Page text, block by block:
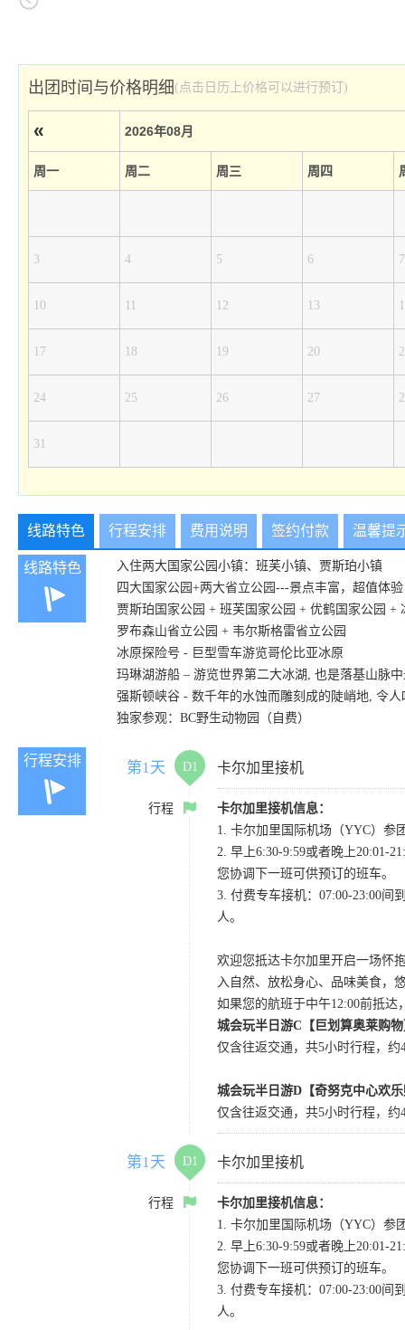
出团时间与价格明细(点击日历上价格可以进行预订)
« 2026年08月
周一 周二 周三 周四
3 4 5 6 7
10 11 12 13
17 18 19 20
24 25 26 27
31
线路特色 行程安排 费用说明 签约付款 温馨提
线路特色
入住两大国家公园小镇：班芙小镇、贾斯珀小镇
四大国家公园+两大省立公园---景点丰富，超值体验
贾斯珀国家公园 + 班芙国家公园 + 优鹤国家公园 +
罗布森山省立公园 + 韦尔斯格雷省立公园
冰原探险号 - 巨型雪车游览哥伦比亚冰原
玛琳湖游船 – 游览世界第二大冰湖, 也是落基山脉
强斯顿峡谷 - 数千年的水蚀而雕刻成的陡峭地, 令
独家参观：BC野生动物园（自费）
行程安排 第1天 D1 卡尔加里接机
行程
卡尔加里接机信息：
1. 卡尔加里国际机场（YYC）参
2. 早上6:30-9:59或者晚上20:01-
您协调下一班可供预订的班车。
3. 付费专车接机：07:00-23:00间
人。
欢迎您抵达卡尔加里开启一场怀
入自然、放松身心、品味美食，
如果您的航班于中午12:00前抵
城会玩半日游C【巨划算奥莱购
仅含往返交通，共5小时行程，
城会玩半日游D【奇努克中心欢
仅含往返交通，共5小时行程，
第1天 D1 卡尔加里接机
行程
卡尔加里接机信息：
1. 卡尔加里国际机场（YYC）参
2. 早上6:30-9:59或者晚上20:01-
您协调下一班可供预订的班车。
3. 付费专车接机：07:00-23:00间
人。